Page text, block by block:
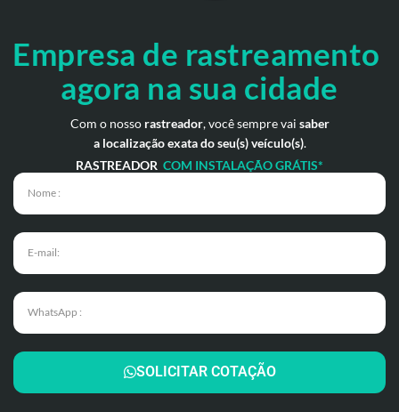
Empresa de rastreamento
agora na sua cidade
Com o nosso rastreador, você sempre vai saber
a localização exata do seu(s) veículo(s).
RASTREADOR COM INSTALAÇÃO GRÁTIS*
SOLICITAR COTAÇÃO